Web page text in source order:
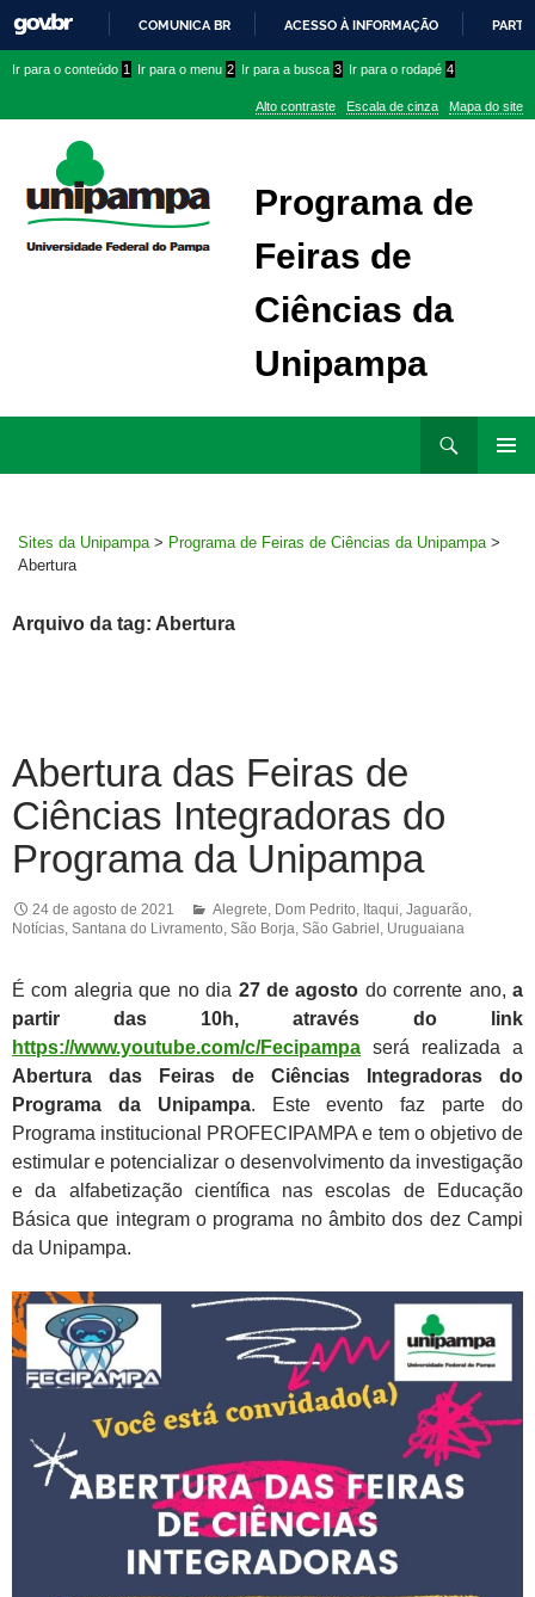
PARA
CONTEÚDO
COMUNICA BR ACESSO À INFORMAÇÃO
conteúdo
menu
superior
menu
Ir para o conteúdo 1 Ir para o menu 2 Ir para a busca 3 Ir para o rodapé 4
Alto contraste Escala de cinza Mapa do site
Programa de
Feiras de
Ciências da
Unipampa
Sites da Unipampa > Programa de Feiras de Ciências da Unipampa >
Abertura
Arquivo da tag: Abertura
Abertura das Feiras de
Ciências Integradoras do
Programa da Unipampa
24 de agosto de 2021 Alegrete Dom Pedrito Itaqui Jaguarão
Notícias Santana do Livramento São Borja São Gabriel Uruguaiana
É com alegria que no dia 27 de agosto do corrente ano,a
partir das 10h, através do link
https://www.youtube.com/c/Fecipampa será realizada a
Abertura das Feiras de Ciências Integradoras do
Programa da Unipampa. Este evento faz parte do
Programa institucional PROFECIPAMPA e tem o objetivo de
estimular e potencializar o desenvolvimento da investigação
e da alfabetização científica nas escolas de Educação
Básica que integram o programa no âmbito dos dez Campi
da Unipampa.